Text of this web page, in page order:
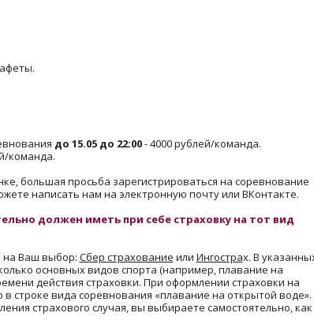
до 15.05 до 22:00- 4000 рублей/команда.
команда.
большая просьба зарегистрироваться на соревнование
написать нам на электронную почту или ВКонтакте.
должен иметь при себе страховку на тот вид
на Ваш выбор: Сбер страхование или Ингострах. В
основных видов спорта (например, плавание на
действия страховки. При оформлении страховки на
строке вида соревнования «плавание на открытой воде».
страхового случая, вы выбираете самостоятельно, как